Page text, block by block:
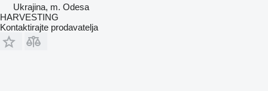
Ukrajina, m. Odesa
HARVESTING
Kontaktirajte prodavatelja